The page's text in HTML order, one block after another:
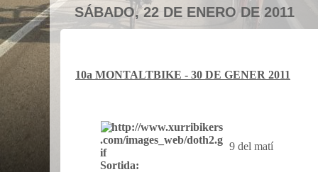
SÁBADO, 22 DE ENERO DE 2011
10a MONTALTBIKE - 30 DE GENER 2011
Sortida:
9 del matí